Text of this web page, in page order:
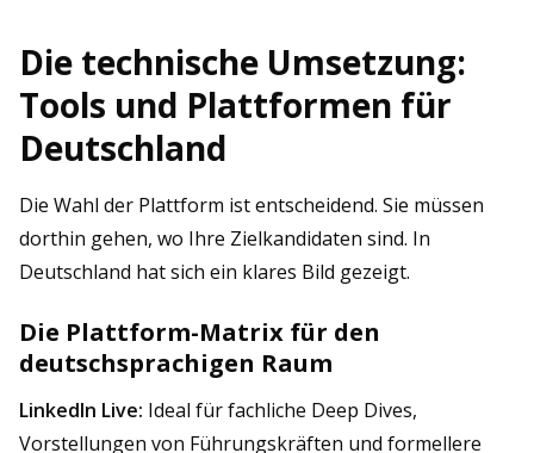
Die technische Umsetzung:
Tools und Plattformen für
Deutschland
Die Wahl der Plattform ist entscheidend. Sie müssen
dorthin gehen, wo Ihre Zielkandidaten sind. In
Deutschland hat sich ein klares Bild gezeigt.
Die Plattform-Matrix für den
deutschsprachigen Raum
LinkedIn Live: Ideal für fachliche Deep Dives,
Vorstellungen von Führungskräften und formellere